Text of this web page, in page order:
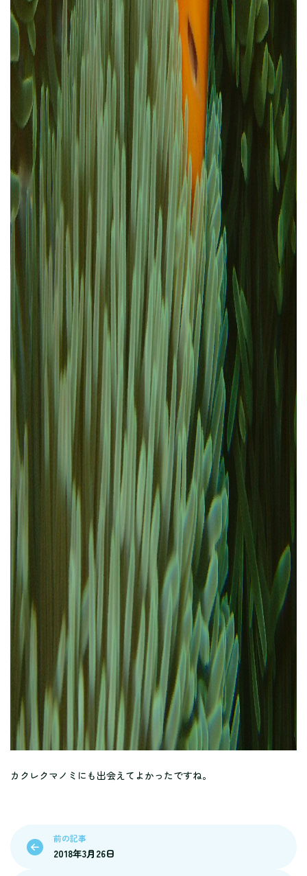
カクレクマノミにも出会えてよかったですね。
前の記事
2018年3月26日